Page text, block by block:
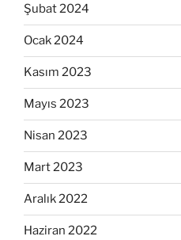
Şubat 2024
Ocak 2024
Kasım 2023
Mayıs 2023
Nisan 2023
Mart 2023
Aralık 2022
Haziran 2022